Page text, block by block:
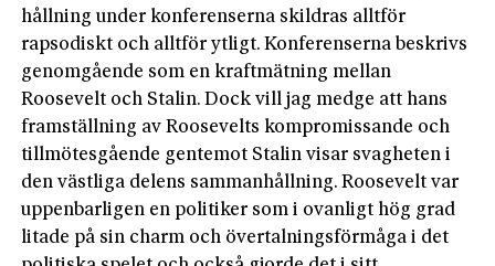
hållning under konferenserna skildras alltför
rapsodiskt och alltför ytligt. Konferenserna beskrivs
genomgående som en kraftmätning mellan
Roosevelt och Stalin. Dock vill jag medge att hans
framställning av Roosevelts kompromissande och
tillmötesgående gentemot Stalin visar svagheten i
den västliga delens sammanhållning. Roosevelt var
uppenbarligen en politiker som i ovanligt hög grad
litade på sin charm och övertalningsförmåga i det